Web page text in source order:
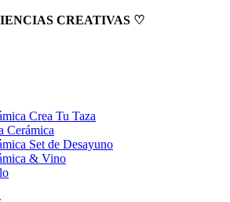
CREATIVAS ♡
Crea Tu Taza
Cerámica
Set de Desayuno
& Vino